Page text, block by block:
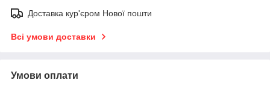
Доставка кур'єром Нової пошти
Всі умови доставки
Умови оплати